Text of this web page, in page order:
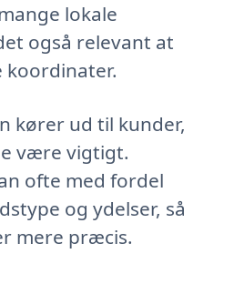
lokale
også relevant at
kører ud til kunder,
være vigtigt.
ofte med fordel
og ydelser, så
mere præcis.